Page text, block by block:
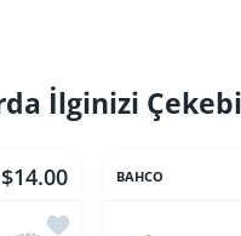
İlginizi
$14.00
İstek listesine ekle
BAHCO